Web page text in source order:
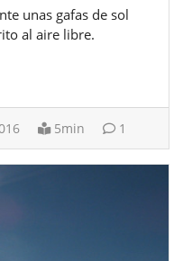
unas gafas de sol
al aire libre.
5min 1